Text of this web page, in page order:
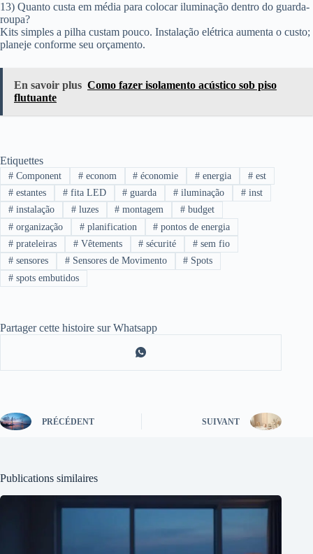
13) Quanto custa em média para colocar iluminação dentro do guarda-
roupa?
Kits simples a pilha custam pouco. Instalação elétrica aumenta o custo;
planeje conforme seu orçamento.
En savoir plus Como fazer isolamento acústico sob piso
flutuante
Etiquettes
#Component #econom # économie # energia # est
#estantes #fita LED # guarda # iluminação # inst
#instalação #luzes # montagem # budget
#organização #planification # pontos de energia
#prateleiras #Vêtements # sécurité # sem fio
#sensores #Sensores de Movimento # Spots
#spots embutidos
Partager cette histoire sur Whatsapp
PRÉCÉDENT SUIVANT
Publications similaires